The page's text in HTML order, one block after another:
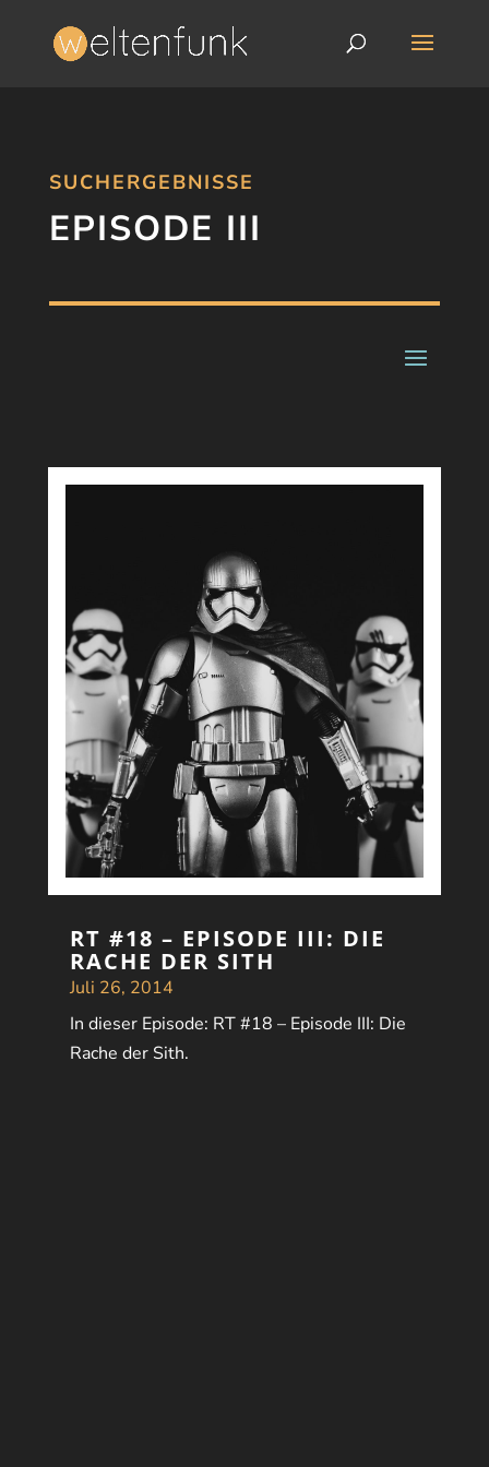
SUCHERGEBNISSE
EPISODE III
RT #18 – EPISODE III: DIE
RACHE DER SITH
Juli 26, 2014
In dieser Episode: RT #18 – Episode III: Die
Rache der Sith.